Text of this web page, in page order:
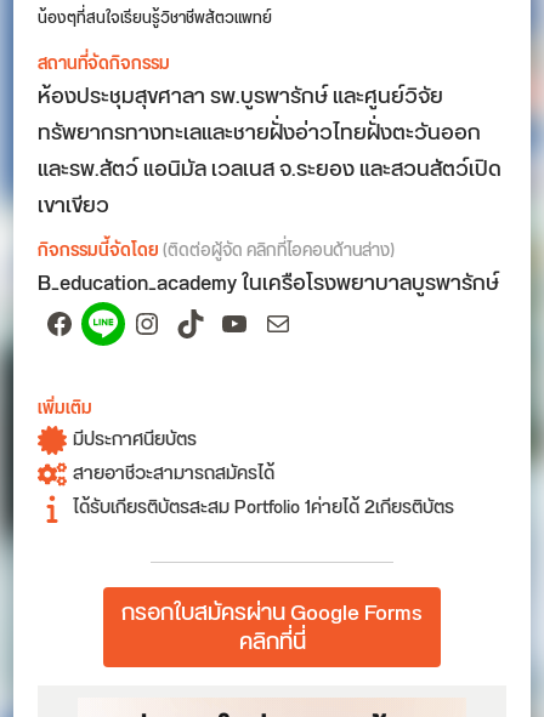
น้องๆที่สนใจเรียนรู้วิชาชีพสัตวแพทย์
สถานที่จัดกิจกรรม
ห้องประชุมสุขศาลา รพ.บูรพารักษ์ และศูนย์วิจัย
ทรัพยากรทางทะเลและชายฝั่งอ่าวไทยฝั่งตะวันออก
และรพ.สัตว์ แอนิมัล เวลเนส จ.ระยอง และสวนสัตว์เปิด
เขาเขียว
กิจกรรมนี้จัดโดย(ติดต่อผู้จัด คลิกที่ไอคอนด้านล่าง)
B_education_academy ในเครือโรงพยาบาลบูรพารักษ์
Facebook
SpotifyInstagram
TikTokYouTube
Mail
เพิ่มเติม
มีประกาศนียบัตร
สายอาชีวะสามารถสมัครได้
ได้รับเกียรติบัตรสะสม Portfolio 1ค่ายได้ 2เกียรติบัตร
กรอกใบสมัครผ่าน Google Forms
คลิกที่นี่